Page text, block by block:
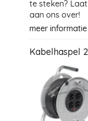
te steken?
aan ons over!
meer informatie
Kabelhaspel